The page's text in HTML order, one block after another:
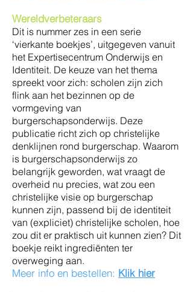
Wereldverbeteraars
Dit is nummer zes in een serie
‘vierkante boekjes’, uitgegeven vanuit
het Expertisecentrum Onderwijs en
Identiteit. De keuze van het thema
spreekt voor zich: scholen zijn zich
flink aan het bezinnen op de
vormgeving van
burgerschapsonderwijs. Deze
publicatie richt zich op christelijke
denklijnen rond burgerschap. Waarom
is burgerschapsonderwijs zo
belangrijk geworden, wat vraagt de
overheid nu precies, wat zou een
christelijke visie op burgerschap
kunnen zijn, passend bij de identiteit
van (expliciet) christelijke scholen, hoe
zou dit er praktisch uit kunnen zien? Dit
boekje reikt ingrediënten ter
overweging aan.
Meer info en bestellen: Klik hier